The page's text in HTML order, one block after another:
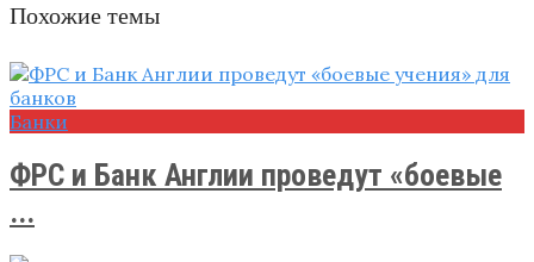
Похожие темы
Банки
ФРС и Банк Англии проведут «боевые
...